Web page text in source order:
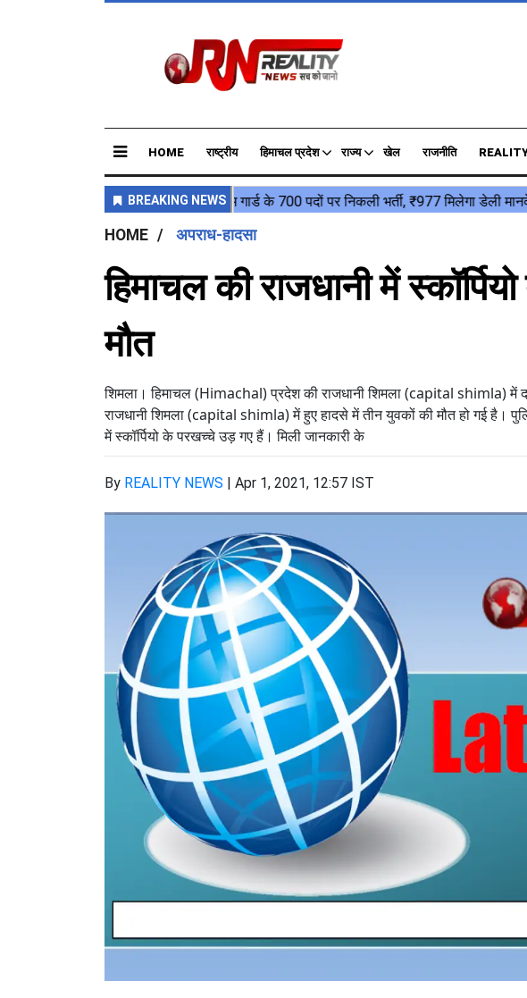
HOME राष्ट्रीय हिमाचल प्रदेश राज्य खेल राजनीति
HOME अपराध-हादसा
हिमाचल की राजधानी में
मौत
शिमला। हिमाचल (Himachal) प्रदेश की राजधानी शिमला (capital shimla)
राजधानी शिमला (capital shimla) में हुए हादसे में तीन युवकों की मौत हो गई है।
में स्कॉर्पियो के परखच्चे उड़ गए हैं। मिली जानकारी के
By REALITY NEWS | Apr 1, 2021, 12:57 IST